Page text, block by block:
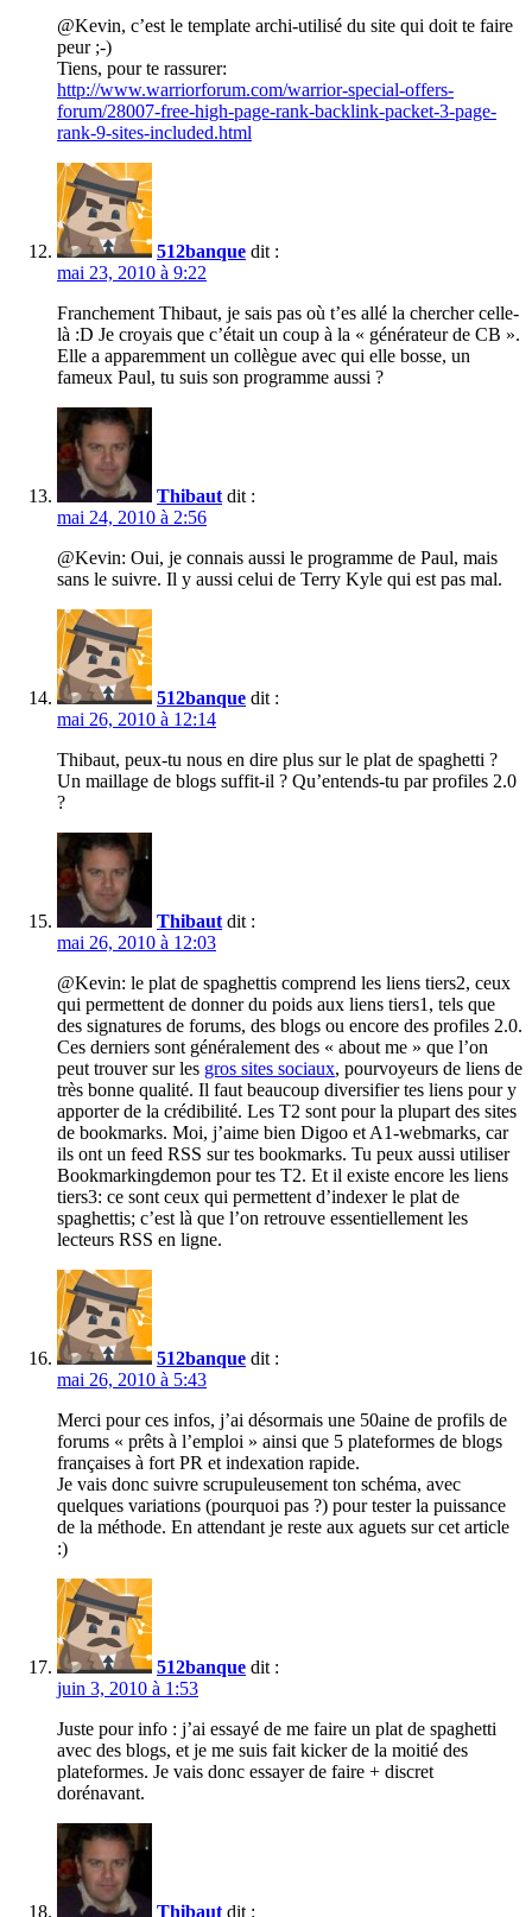
@Kevin, c’est le template archi-utilisé du site qui doit te faire
peur ;-)
Tiens, pour te rassurer:
http://www.warriorforum.com/warrior-special-offers-
forum/28007-free-high-page-rank-backlink-packet-3-page-
rank-9-sites-included.html
512banque dit :
mai 23, 2010 à 9:22
Franchement Thibaut, je sais pas où t’es allé la chercher celle-
là :D Je croyais que c’était un coup à la « générateur de CB ».
Elle a apparemment un collègue avec qui elle bosse, un
fameux Paul, tu suis son programme aussi ?
Thibaut dit :
mai 24, 2010 à 2:56
@Kevin: Oui, je connais aussi le programme de Paul, mais
sans le suivre. Il y aussi celui de Terry Kyle qui est pas mal.
512banque dit :
mai 26, 2010 à 12:14
Thibaut, peux-tu nous en dire plus sur le plat de spaghetti ?
Un maillage de blogs suffit-il ? Qu’entends-tu par profiles 2.0
?
Thibaut dit :
mai 26, 2010 à 12:03
@Kevin: le plat de spaghettis comprend les liens tiers2, ceux
qui permettent de donner du poids aux liens tiers1, tels que
des signatures de forums, des blogs ou encore des profiles 2.0.
Ces derniers sont généralement des « about me » que l’on
peut trouver sur les gros sites sociaux, pourvoyeurs de liens de
très bonne qualité. Il faut beaucoup diversifier tes liens pour y
apporter de la crédibilité. Les T2 sont pour la plupart des sites
de bookmarks. Moi, j’aime bien Digoo et A1-webmarks, car
ils ont un feed RSS sur tes bookmarks. Tu peux aussi utiliser
Bookmarkingdemon pour tes T2. Et il existe encore les liens
tiers3: ce sont ceux qui permettent d’indexer le plat de
spaghettis; c’est là que l’on retrouve essentiellement les
lecteurs RSS en ligne.
512banque dit :
mai 26, 2010 à 5:43
Merci pour ces infos, j’ai désormais une 50aine de profils de
forums « prêts à l’emploi » ainsi que 5 plateformes de blogs
françaises à fort PR et indexation rapide.
Je vais donc suivre scrupuleusement ton schéma, avec
quelques variations (pourquoi pas ?) pour tester la puissance
de la méthode. En attendant je reste aux aguets sur cet article
:)
512banque dit :
juin 3, 2010 à 1:53
Juste pour info : j’ai essayé de me faire un plat de spaghetti
avec des blogs, et je me suis fait kicker de la moitié des
plateformes. Je vais donc essayer de faire + discret
dorénavant.
Thibaut dit :